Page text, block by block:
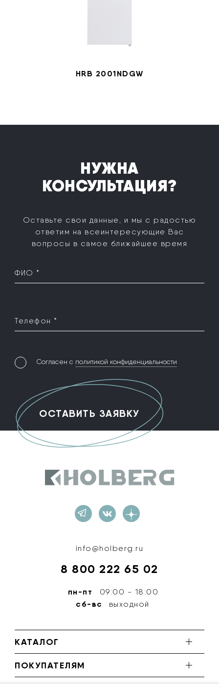
HRB 2001NDGW
НУЖНА
КОНСУЛЬТАЦИЯ?
Оставьте свои данные, и мы с радостью
ответим на все интересующие Вас
вопросы в самое ближайшее время
ФИО *
Телефон *
Согласен с политикой конфиденциальности
info@holberg.ru
8 800 222 65 02
пн-пт 09:00 - 18:00
сб-вс выходной
КАТАЛОГ
ПОКУПАТЕЛЯМ